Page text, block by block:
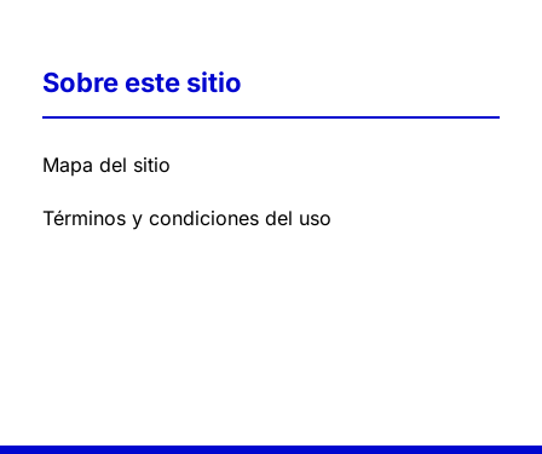
Sobre este sitio
Mapa del sitio
Términos y condiciones del uso